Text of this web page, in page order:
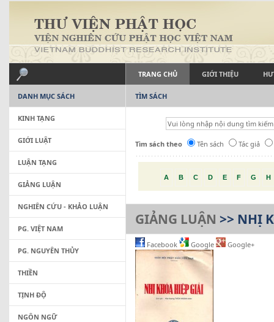
TRANG CHỦ GIỚI THIỆU
TÌM SÁCH
Tìm sách theo Tên sách Tác giả
A B C D E F G H
GIẢNG LUẬN >> NHỊ
Facebook Google Google+
DANH MỤC SÁCH
KINH TẠNG
GIỚI LUẬT
LUẬN TẠNG
GIẢNG LUẬN
NGHIÊN CỨU - KHẢO LUẬN
PG. VIỆT NAM
PG. NGUYÊN THỦY
THIỀN
TỊNH ĐỘ
NGÔN NGỮ